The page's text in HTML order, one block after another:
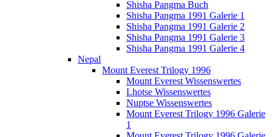
Shisha Pangma Buch
Shisha Pangma 1991 Galerie 1
Shisha Pangma 1991 Galerie 2
Shisha Pangma 1991 Galerie 3
Shisha Pangma 1991 Galerie 4
Nepal
Mount Everest Trilogy 1996
Mount Everest Wissenswertes
Lhotse Wissenswertes
Nuptse Wissenswertes
Mount Everest Trilogy 1996 Galerie
1